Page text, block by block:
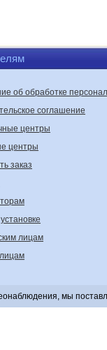
об обработке
соглашение
центры
центры
заказ
лицам
мы